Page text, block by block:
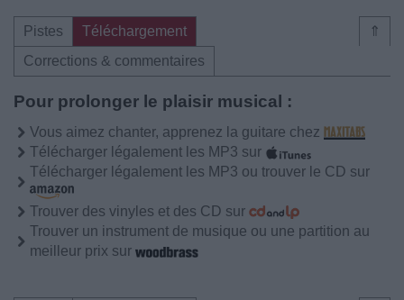
⇑
Pistes
Téléchargement
Corrections & commentaires
Pour prolonger le plaisir musical :
Vous aimez chanter, apprenez la guitare chez
Télécharger légalement les MP3 sur
Télécharger légalement les MP3 ou trouver le CD sur
Trouver des vinyles et des CD sur
Trouver un instrument de musique ou une partition au
meilleur prix sur